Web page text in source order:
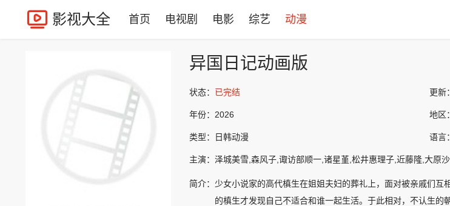
影视大全 首页 电视剧 电影 综艺 动漫
异国日记动画版
状态： 已完结 更新：
年份： 2026 地区：
类型： 日韩动漫 语言：
主演： 泽城美雪,森风子,诹访部顺一,诸星堇,松井惠理子,近藤隆,大原
简介： 少女小说家的高代槙生在姐姐夫妇的葬礼上，面对被亲戚们
的槙生才发现自己不适合和谁一起生活。于此相对，不认生的